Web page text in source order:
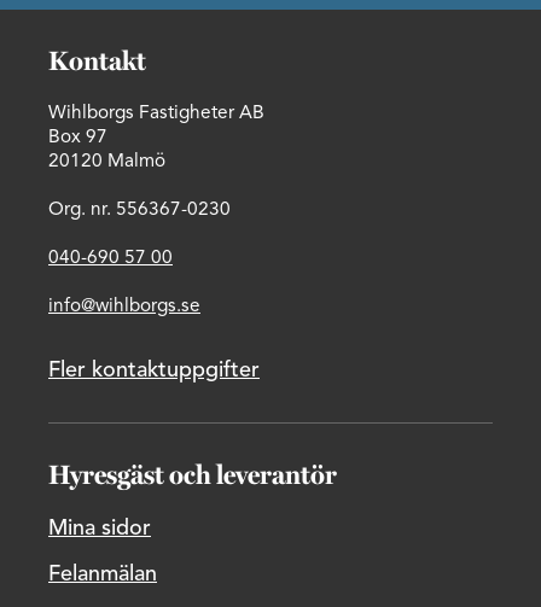
Kontakt
Wihlborgs Fastigheter AB
Box 97
20120 Malmö
Org. nr. 556367-0230
040-690 57 00
info@wihlborgs.se
Fler kontaktuppgifter
Hyresgäst och leverantör
Mina sidor
Felanmälan